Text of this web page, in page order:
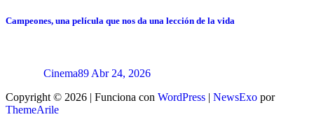
Campeones, una película que nos da una lección de la vida
Cinema89 Abr 24, 2026
Copyright © 2026 | Funciona con WordPress | NewsExo por
ThemeArile